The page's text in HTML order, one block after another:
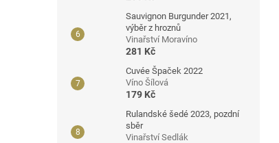
Sauvignon Burgunder 2021,
výběr z hroznů
Vinařství Moravíno
281 Kč
Cuvée Špaček 2022
Víno Šílová
179 Kč
Rulandské šedé 2023, pozdní
sběr
Vinařství Sedlák